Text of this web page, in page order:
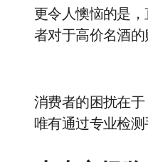
更令人懊恼的是
者对于高价名酒的
消费者的困扰在
唯有通过专业检